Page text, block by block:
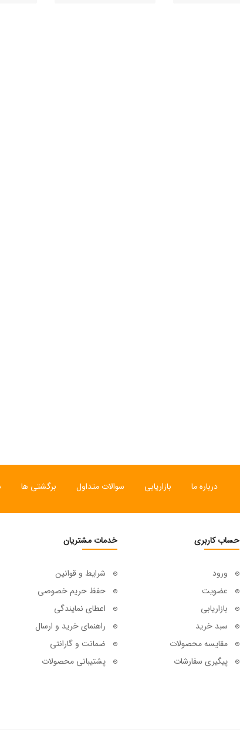
درباره ما بازاریابی سوالات متداول برگشتی ها
حساب کاربری
ورود
عضویت
بازاریابی
سبد خرید
مقایسه محصولات
پیگیری سفارشات
خدمات مشتریان
شرایط و قوانین
حفظ حریم خصوصی
اعطای نمایندگی
راهنمای خرید و ارسال
ضمانت و گارانتی
پشتیبانی محصولات